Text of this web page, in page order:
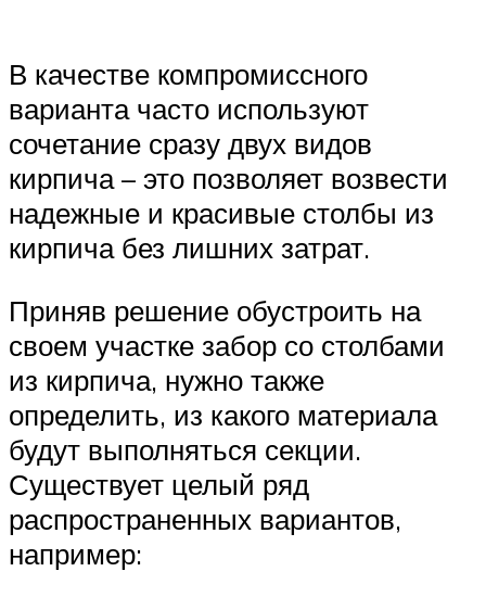
В качестве компромиссного
варианта часто используют
сочетание сразу двух видов
кирпича – это позволяет возвести
надежные и красивые столбы из
кирпича без лишних затрат.
Приняв решение обустроить на
своем участке забор со столбами
из кирпича, нужно также
определить, из какого материала
будут выполняться секции.
Существует целый ряд
распространенных вариантов,
например: